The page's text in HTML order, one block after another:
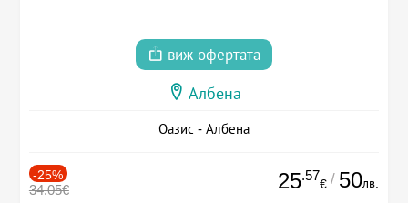
виж офертата
Албена
Оазис - Албена
-25%
34.05€ 25.57
€ / 50лв.